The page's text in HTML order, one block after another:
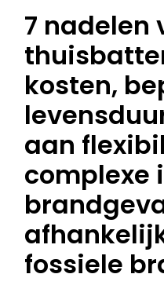
7 nadelen
kosten,
aan
complexe
fossiele